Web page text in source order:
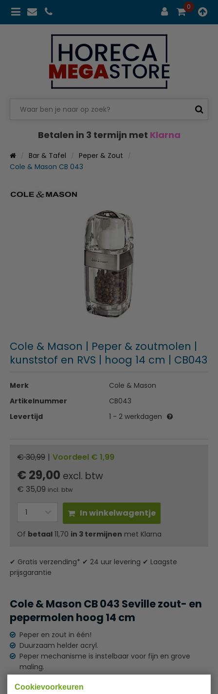
Cookievoorkeuren
0
Betalen in 3 termijn met Klarna
Bar & Tafel
Peper & Zout
Cole & Mason CB 043
Cole & Mason | Peper & zoutmolen |
kunststof en RVS | hoog 14 cm | CB043
Merk
Cole & Mason
Artikelnummer
CB043
Levertijd
1 - 2 werkdagen
€ 30,99 | Voordeel € 1,99
€ 29,00 excl. btw
€ 35,09 incl. btw
In winkelwagentje
Of betaal 11,70 in 3 termijnen met Klarna
✔ Gratis verzending* ✔ 24 uur levering ✔ Laagste
prijsgarantie
Cole & Mason CB 043 Seville zout- en
pepermolen hoog 14 cm
Peper en zout in één!
Duurzaam helder acryl.
Peper mechanisme is instelbaar voor fijn en grove
maling.
Specificaties